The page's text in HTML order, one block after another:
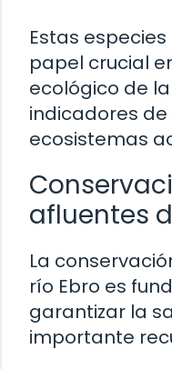
Estas
papel crucial
ecológico de
indicadores
ecosistemas
afluentes
La
río Ebro es
garantizar la
importante